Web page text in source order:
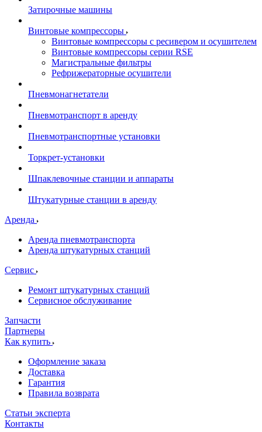
Затирочные машины
Винтовые компрессоры
Винтовые компрессоры с ресивером и осушителем
Винтовые компрессоры серии RSE
Магистральные фильтры
Рефрижераторные осушители
Пневмонагнетатели
Пневмотранспорт в аренду
Пневмотранспортные установки
Торкрет-установки
Шпаклевочные станции и аппараты
Штукатурные станции в аренду
Аренда
Аренда пневмотранспорта
Аренда штукатурных станций
Сервис
Ремонт штукатурных станций
Сервисное обслуживание
Запчасти
Партнеры
Как купить
Оформление заказа
Доставка
Гарантия
Правила возврата
Статьи эксперта
Контакты